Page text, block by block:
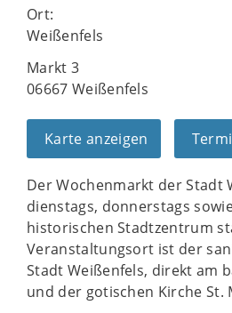
Ort:
Weißenfels
Markt 3
06667 Weißenfels
Karte anzeigen
Der Wochenmarkt der Stadt
dienstags, donnerstags
historischen Stadtzentrum
Veranstaltungsort ist der
Stadt Weißenfels, direkt am
und der gotischen Kirche St.